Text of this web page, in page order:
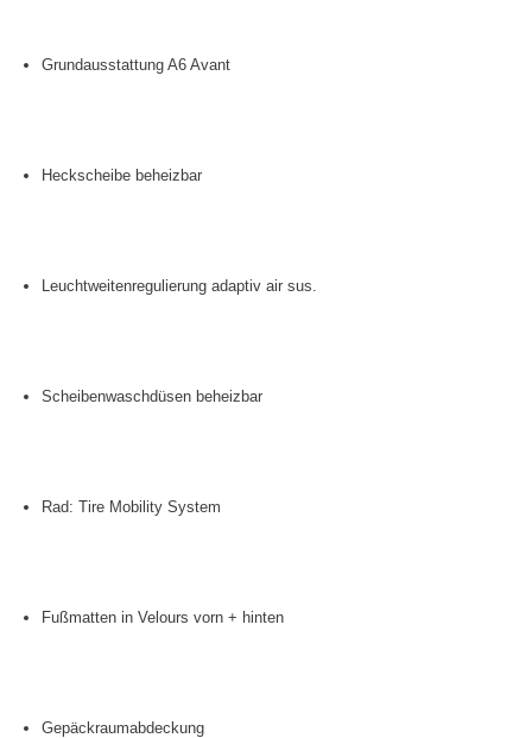
Grundausstattung A6 Avant
Heckscheibe beheizbar
Leuchtweitenregulierung adaptiv air sus.
Scheibenwaschdüsen beheizbar
Rad: Tire Mobility System
Fußmatten in Velours vorn + hinten
Gepäckraumabdeckung